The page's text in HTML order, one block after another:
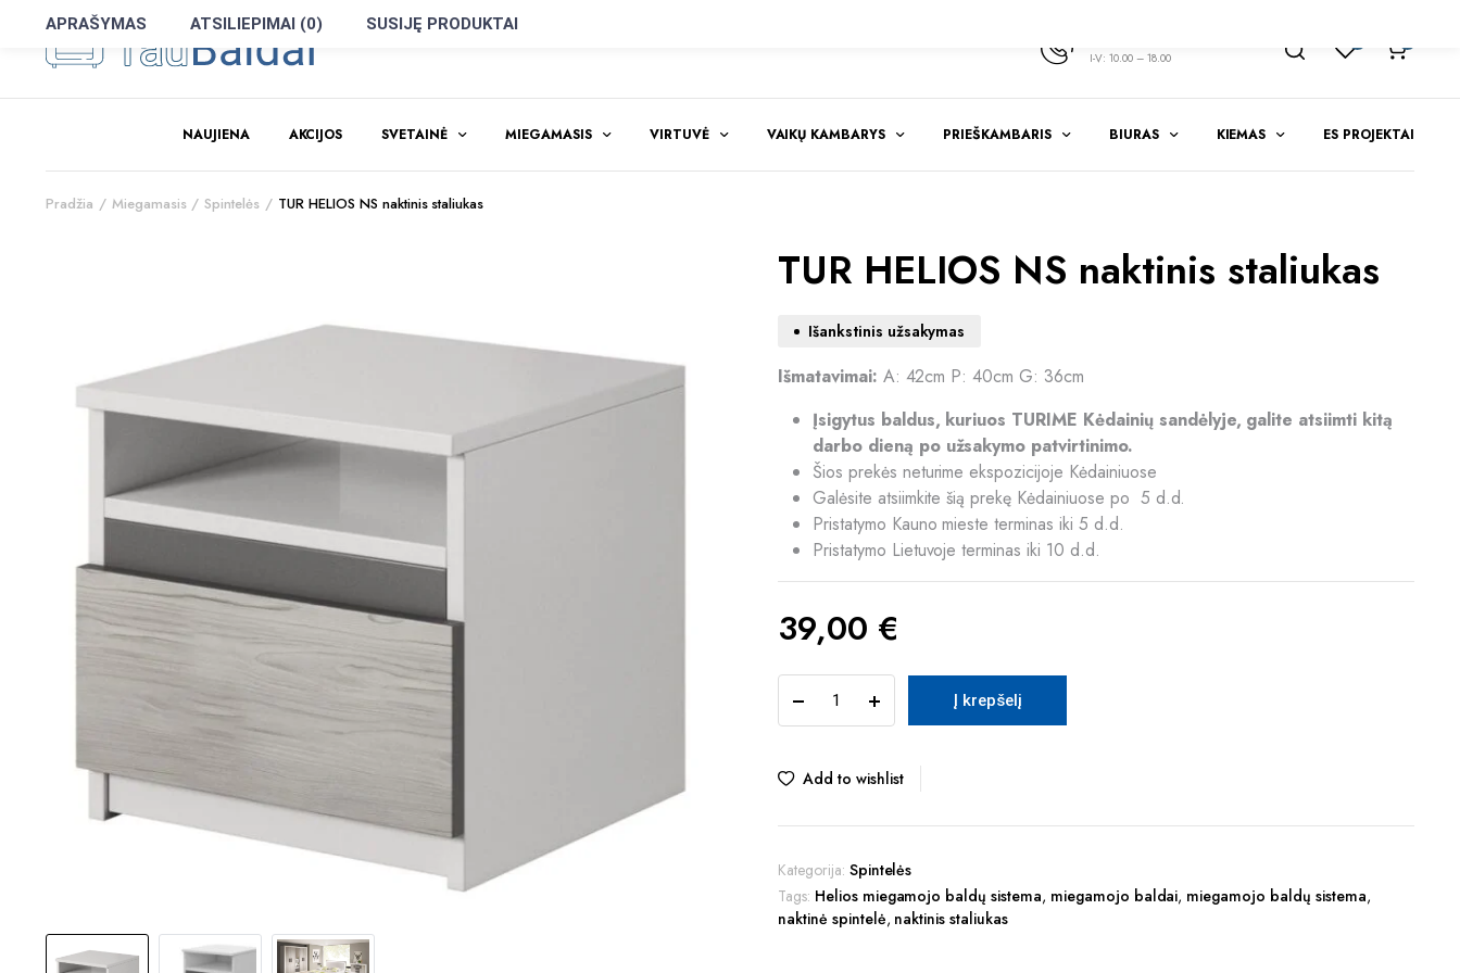
I-V: 10.00 – 18.00
NAUJIENA AKCIJOS SVETAINĖ MIEGAMASIS VIRTUVĖ VAIKŲ KAMBARYS PRIEŠKAMBARIS BIURAS KIEMAS ES PROJEKTAI
Pradžia Miegamasis Spintelės TUR HELIOS NS naktinis staliukas
TUR HELIOS NS naktinis staliukas
Išankstinis užsakymas
Išmatavimai: A: 42cm P: 40cm G: 36cm
Įsigytus baldus, kuriuos TURIME Kėdainių sandėlyje, galite atsiimti kitą
darbo dieną po užsakymo patvirtinimo.
Šios prekės neturime ekspozicijoje Kėdainiuose
Galėsite atsiimkite šią prekę Kėdainiuose po 5 d.d.
Pristatymo Kauno mieste terminas iki 5 d.d.
Pristatymo Lietuvoje terminas iki 10 d.d.
39,00 €
HELIOS
NS
staliukas
Į krepšelį
Add to wishlist
Kategorija: Spintelės
Tags: Helios miegamojo baldų sistema, miegamojo baldai, miegamojo baldų sistema,
naktinė spintelė, naktinis staliukas
APRAŠYMAS ATSILIEPIMAI (0) SUSIJĘ PRODUKTAI